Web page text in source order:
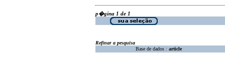
p�gina 1 de 1
Refinar a pesquisa
Base de dados : article